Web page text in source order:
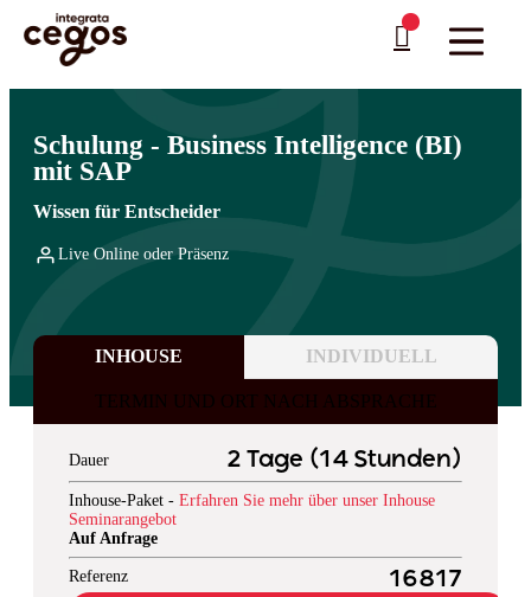
Skip to main content
Sie sind hier:Startseite Professionelle Weiterbildung & Schulungen in Deutschland
>Business Warehouse
Schulung - Business Intelligence (BI)
mit SAP
Wissen für Entscheider
Live Online oder Präsenz
INHOUSE INDIVIDUELL
TERMIN UND ORT NACH ABSPRACHE
Dauer 2 Tage (14 Stunden)
Inhouse-Paket - Erfahren Sie mehr über unser Inhouse
Seminarangebot
Auf Anfrage
Referenz 16817